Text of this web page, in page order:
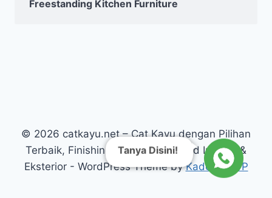
Freestanding Kitchen Furniture
© 2026 catkayu.net – Cat Kayu dengan Pilihan
Terbaik, Finishing Kayu Warna Solid Interior &
Eksterior - WordPress Theme byKadence WP
Tanya Disini!